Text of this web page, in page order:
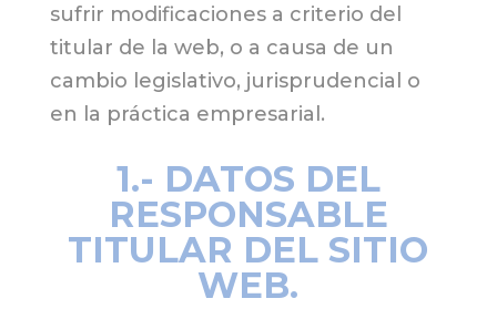
sufrir modificaciones a criterio del
titular de la web, o a causa de un
cambio legislativo, jurisprudencial o
en la práctica empresarial.
1.- DATOS DEL
RESPONSABLE
TITULAR DEL SITIO
WEB.